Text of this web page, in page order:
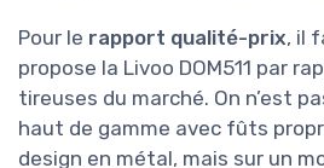
Pour le rapport qualité-prix, il
propose la Livoo DOM511 par
tireuses du marché. On n’est
haut de gamme avec fûts
design en métal, mais sur un